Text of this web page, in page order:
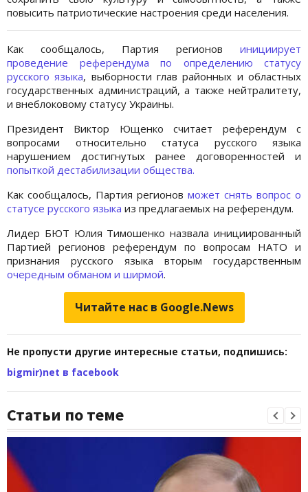
повысить патриотические настроения среди населения.
Как сообщалось, Партия регионов инициирует
проведение референдума по определению статусу
русского языка, выборности глав районных и областных
государственных администраций, а также нейтралитету,
и внеблоковому статусу Украины.
Президент Виктор Ющенко считает референдум с
вопросами относительно статуса русского языка
нарушением достигнутых ранее договоренностей и
попыткой дестабилизации общества.
Как сообщалось, Партия регионов может снять вопрос о
статусе русского языка из предлагаемых на референдум.
Лидер БЮТ Юлия Тимошенко назвала инициированный
Партией регионов референдум по вопросам НАТО и
признания русского языка вторым государственным
очередным обманом и ширмой.
Читайте нас в Google.News
Не пропусти другие интересные статьи, подпишись:
bigmir)net в facebook
Статьи по теме